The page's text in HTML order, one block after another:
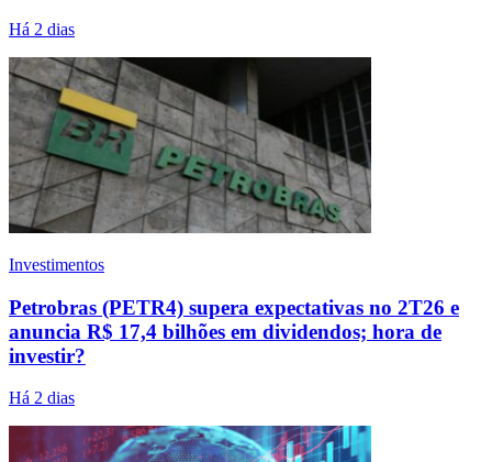
Há 2 dias
Investimentos
Petrobras (PETR4) supera expectativas no 2T26 e
anuncia R$ 17,4 bilhões em dividendos; hora de
investir?
Há 2 dias